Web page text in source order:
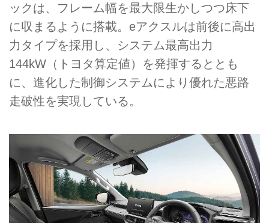
ックは、フレーム幅を最大限生かしつつ床下
に収まるように搭載。eアクスルは前後に高出
力タイプを採用し、システム最高出力
144kW（トヨタ算定値）を発揮するととも
に、進化した制御システムにより優れた悪路
走破性を実現している。